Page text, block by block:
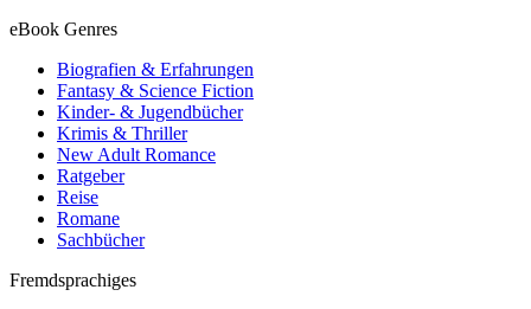
eBook Genres
Biografien & Erfahrungen
Fantasy & Science Fiction
Kinder- & Jugendbücher
Krimis & Thriller
New Adult Romance
Ratgeber
Reise
Romane
Sachbücher
Fremdsprachiges